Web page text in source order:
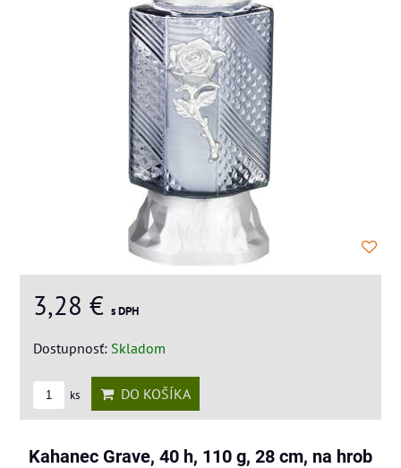
3,28 € s DPH
Dostupnosť: Skladom
ks DO KOŠÍKA
Kahanec Grave, 40 h, 110 g, 28 cm, na hrob